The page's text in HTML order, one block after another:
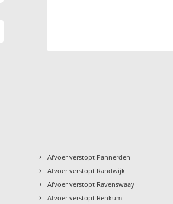
› Afvoer verstopt Pannerden
› Afvoer verstopt Randwijk
› Afvoer verstopt Ravenswaay
› Afvoer verstopt Renkum